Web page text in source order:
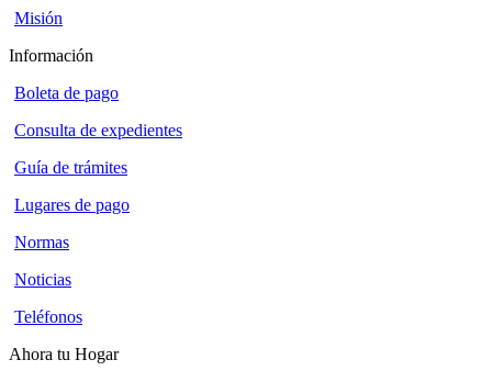
Misión
Información
Boleta de pago
Consulta de expedientes
Guía de trámites
Lugares de pago
Normas
Noticias
Teléfonos
Ahora tu Hogar